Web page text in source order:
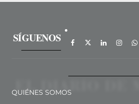
SÍGUENOS
QUIÉNES SOMOS